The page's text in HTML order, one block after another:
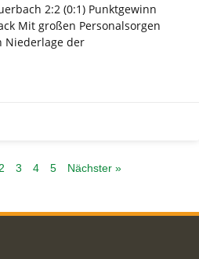
2:2 (0:1) Punktgewinn
Mit großen Personalsorgen
Niederlage der
2 3 4 5 Nächster »